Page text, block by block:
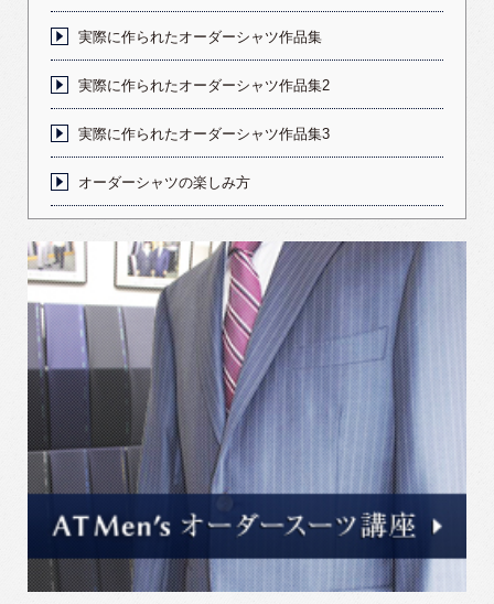
実際に作られたオーダーシャツ作品集
実際に作られたオーダーシャツ作品集2
実際に作られたオーダーシャツ作品集3
オーダーシャツの楽しみ方